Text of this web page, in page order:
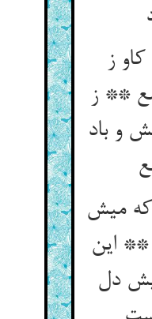
ز
** ز
و باد
میش
این
دل